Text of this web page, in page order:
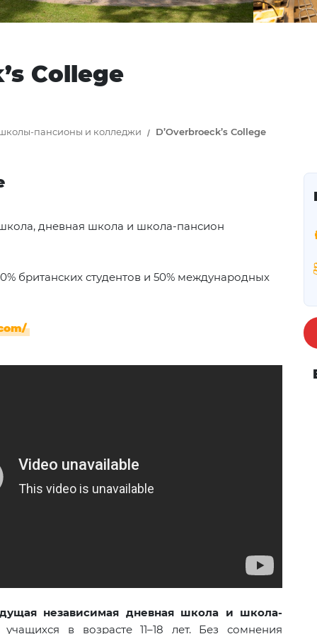
College
пансионы и колледжи D’Overbroeck’s College
дневная школа и школа-пансион
британских студентов и 50% международных
/
независимая дневная школа и школа-
в возрасте 11–18 лет. Без сомнения